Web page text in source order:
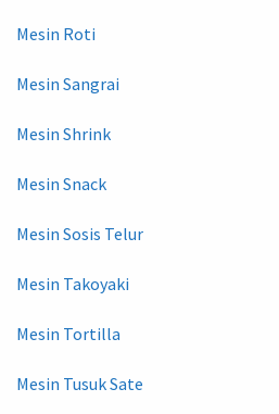
Mesin Roti
Mesin Sangrai
Mesin Shrink
Mesin Snack
Mesin Sosis Telur
Mesin Takoyaki
Mesin Tortilla
Mesin Tusuk Sate